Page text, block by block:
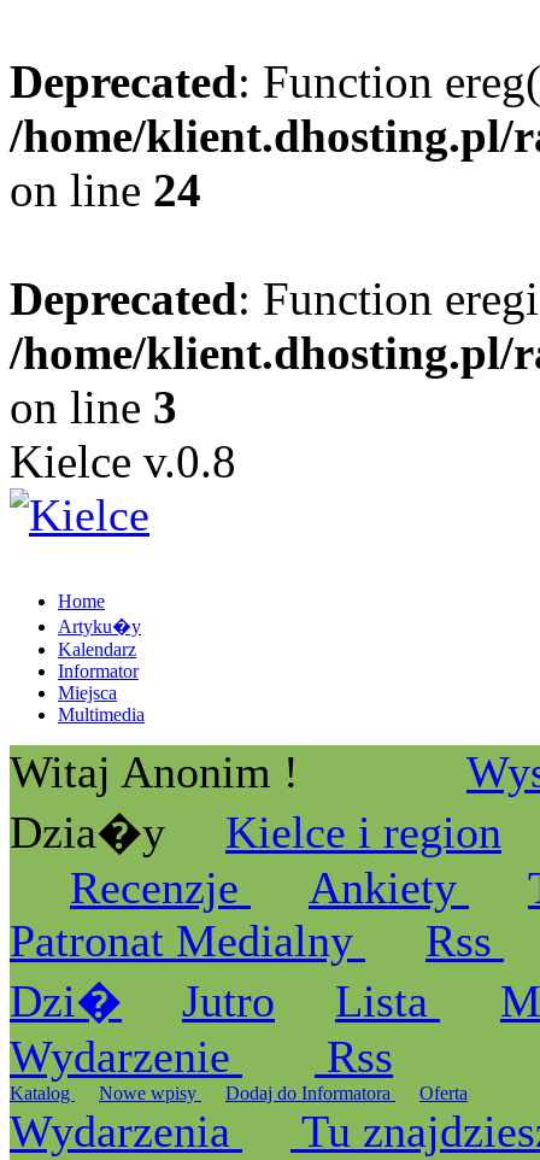
Deprecated: Function
/home/klient.dhosting.pl/
on line 24
Deprecated: Function
/home/
on line 3
Kielce v.0.8
Home
Artyku�y
Kalendarz
Informator
Miejsca
Multimedia
Witaj Anonim !
Dzia�y
Kielce i region
Recenzje
Ankiety
Patronat Medialny
Rss
Dzi�
Jutro Lista
Wydarzenie
Rss
Katalog Nowe wpisy Dodaj do Informatora Oferta
Wydarzenia
Tu